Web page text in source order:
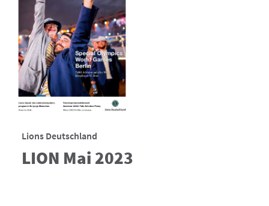
Lions Deutschland
LION Mai 2023